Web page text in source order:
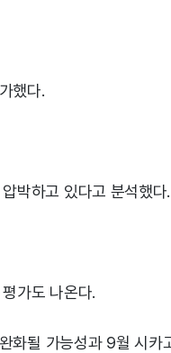
했다.
박하고 있다고 분석했다.
가도 나온다.
화될 가능성과 9월 시카